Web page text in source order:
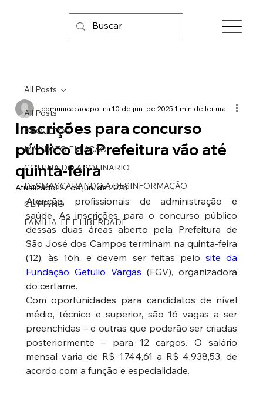
All Posts
PROJETOS
MANDATO EM AÇÃO
COLUNA DO APOLINARIO
DESMASCARANDO A DESINFORMAÇÃO
CLIPPING
FAMÍLIA, FÉ E LIBERDADE
All Posts
Inscrições para concurso
público da Prefeitura vão até
quinta-feira
comunicacaoapolina10 de jun. de 20251 min de leitura
Atualizado:27 de jun. de 2025
Atenção, profissionais de administração e
saúde. As inscrições para o concurso público
dessas duas áreas aberto pela Prefeitura de
São José dos Campos terminam na quinta-feira
(12), às 16h, e devem ser feitas pelo site da
Fundação Getulio Vargas (FGV), organizadora
do certame.
Com oportunidades para candidatos de nível
médio, técnico e superior, são 16 vagas a ser
preenchidas – e outras que poderão ser criadas
posteriormente – para 12 cargos. O salário
mensal varia de R$ 1.744,61 a R$ 4.938,53, de
acordo com a função e especialidade.